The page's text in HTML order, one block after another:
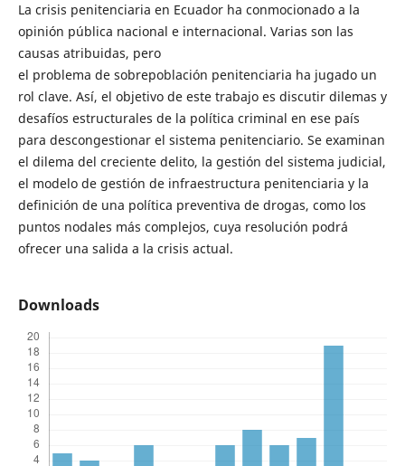
La crisis penitenciaria en Ecuador ha conmocionado a la
opinión pública nacional e internacional. Varias son las
causas atribuidas, pero
el problema de sobrepoblación penitenciaria ha jugado un
rol clave. Así, el objetivo de este trabajo es discutir dilemas y
desafíos estructurales de la política criminal en ese país
para descongestionar el sistema penitenciario. Se examinan
el dilema del creciente delito, la gestión del sistema judicial,
el modelo de gestión de infraestructura penitenciaria y la
definición de una política preventiva de drogas, como los
puntos nodales más complejos, cuya resolución podrá
ofrecer una salida a la crisis actual.
Downloads